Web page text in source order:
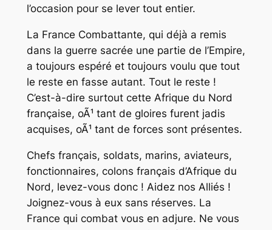
l’occasion pour se lever tout entier.
La France Combattante, qui déjà a remis
dans la guerre sacrée une partie de l’Empire,
a toujours espéré et toujours voulu que tout
le reste en fasse autant. Tout le reste !
C’est-à-dire surtout cette Afrique du Nord
française, oÃ¹ tant de gloires furent jadis
acquises, oÃ¹ tant de forces sont présentes.
Chefs français, soldats, marins, aviateurs,
fonctionnaires, colons français d’Afrique du
Nord, levez-vous donc ! Aidez nos Alliés !
Joignez-vous à eux sans réserves. La
France qui combat vous en adjure. Ne vous